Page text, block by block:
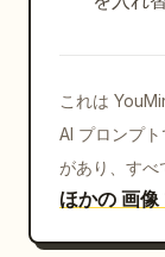
これは
AI プロンプ
があり、すべ
ほかの 画